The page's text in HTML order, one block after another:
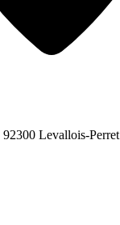
Levallois-Perret